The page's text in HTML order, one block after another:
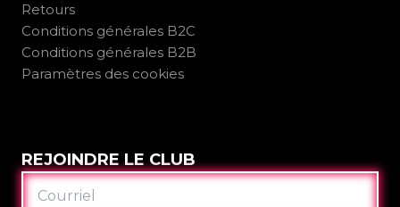
Retours
Conditions générales B2C
Conditions générales B2B
Paramètres des cookies
REJOINDRE LE CLUB
COURRIEL